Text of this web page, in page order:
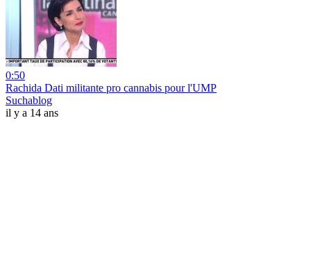
0:50
Rachida Dati militante pro cannabis pour l'UMP
Suchablog
il y a 14 ans